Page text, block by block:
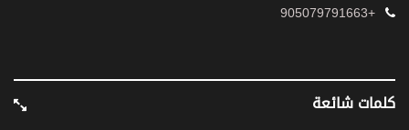
+905079791663
كلمات شائعة